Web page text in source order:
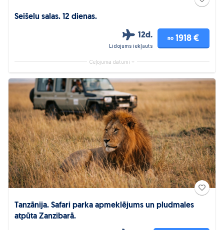
Seišelu salas. 12 dienas.
12d.
Lidojums iekļauts
no 1918 €
Ceļojuma datumi
Tanzānija. Safari parka apmeklējums un pludmales
atpūta Zanzibarā.